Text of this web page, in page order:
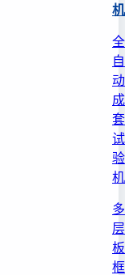
机
全
自
动
成
套
试
验
机
多
层
板
框